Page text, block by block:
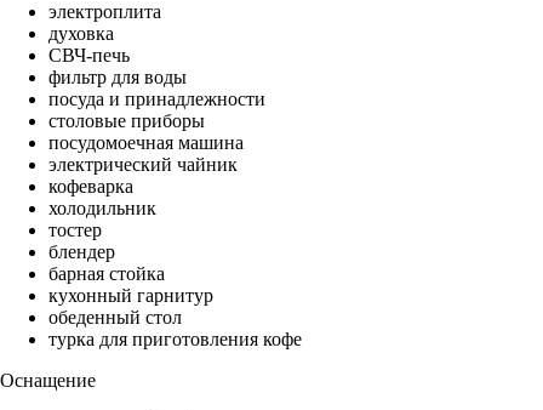
электроплита
духовка
СВЧ-печь
фильтр для воды
посуда и принадлежности
столовые приборы
посудомоечная машина
электрический чайник
кофеварка
холодильник
тостер
блендер
барная стойка
кухонный гарнитур
обеденный стол
турка для приготовления кофе
Оснащение